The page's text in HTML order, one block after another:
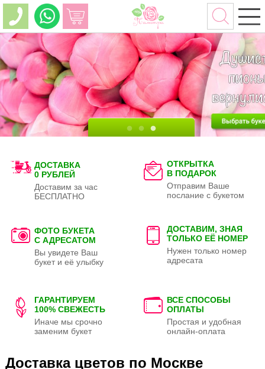
ДОСТАВКА
0 РУБЛЕЙ
Доставим за час
БЕСПЛАТНО
ОТКРЫТКА
В ПОДАРОК
Отправим Ваше
послание с букетом
ФОТО БУКЕТА
С АДРЕСАТОМ
Вы увидете Ваш
букет и её улыбку
ДОСТАВИМ, ЗНАЯ
ТОЛЬКО ЕЁ НОМЕР
Нужен только номер
адресата
ГАРАНТИРУЕМ
100% СВЕЖЕСТЬ
Иначе мы срочно
заменим букет
ВСЕ СПОСОБЫ
ОПЛАТЫ
Простая и удобная
онлайн-оплата
Доставка цветов по Москве